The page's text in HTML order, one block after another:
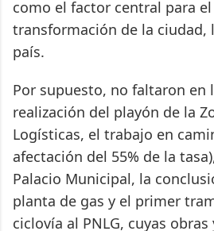
como el factor central para
transformación de la ciudad,
país.
Por supuesto, no faltaron en
realización del playón de la
Logísticas, el trabajo en
afectación del 55% de la
Palacio Municipal, la
planta de gas y el primer
ciclovía al PNLG, cuyas